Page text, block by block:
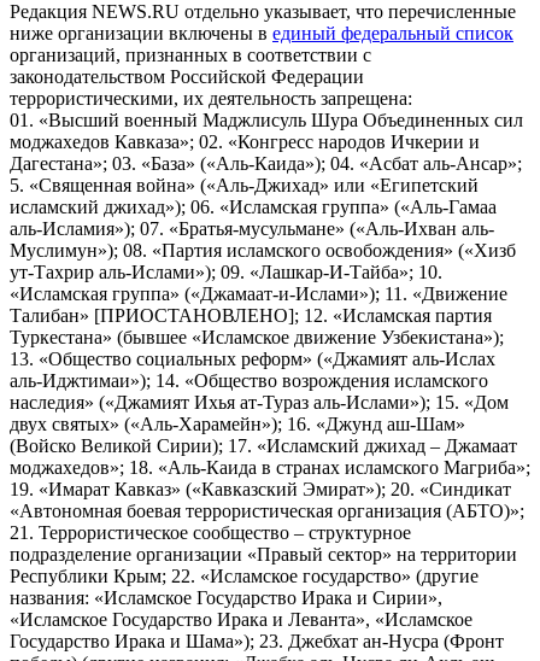
Редакция NEWS.RU отдельно указывает, что перечисленные
ниже организации включены в единый федеральный список
организаций, признанных в соответствии с
законодательством Российской Федерации
террористическими, их деятельность запрещена:
01. «Высший военный Маджлисуль Шура Объединенных сил
моджахедов Кавказа»; 02. «Конгресс народов Ичкерии и
Дагестана»; 03. «База» («Аль-Каида»); 04. «Асбат аль-Ансар»;
5. «Священная война» («Аль-Джихад» или «Египетский
исламский джихад»); 06. «Исламская группа» («Аль-Гамаа
аль-Исламия»); 07. «Братья-мусульмане» («Аль-Ихван аль-
Муслимун»); 08. «Партия исламского освобождения» («Хизб
ут-Тахрир аль-Ислами»); 09. «Лашкар-И-Тайба»; 10.
«Исламская группа» («Джамаат-и-Ислами»); 11. «Движение
Талибан» [ПРИОСТАНОВЛЕНО]; 12. «Исламская партия
Туркестана» (бывшее «Исламское движение Узбекистана»);
13. «Общество социальных реформ» («Джамият аль-Ислах
аль-Иджтимаи»); 14. «Общество возрождения исламского
наследия» («Джамият Ихья ат-Тураз аль-Ислами»); 15. «Дом
двух святых» («Аль-Харамейн»); 16. «Джунд аш-Шам»
(Войско Великой Сирии); 17. «Исламский джихад – Джамаат
моджахедов»; 18. «Аль-Каида в странах исламского Магриба»;
19. «Имарат Кавказ» («Кавказский Эмират»); 20. «Синдикат
«Автономная боевая террористическая организация (АБТО)»;
21. Террористическое сообщество – структурное
подразделение организации «Правый сектор» на территории
Республики Крым; 22. «Исламское государство» (другие
названия: «Исламское Государство Ирака и Сирии»,
«Исламское Государство Ирака и Леванта», «Исламское
Государство Ирака и Шама»); 23. Джебхат ан-Нусра (Фронт